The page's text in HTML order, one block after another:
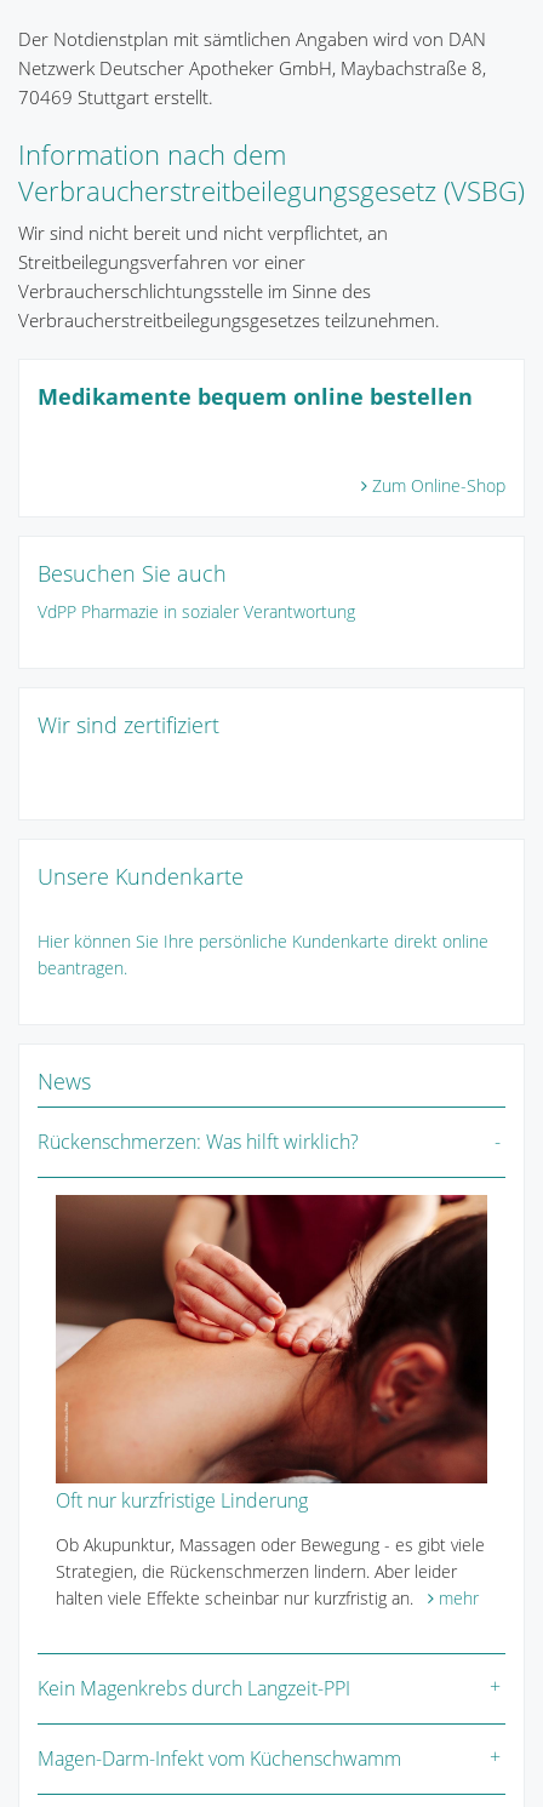
Der Notdienstplan mit sämtlichen Angaben wird von DAN
Netzwerk Deutscher Apotheker GmbH, Maybachstraße 8,
70469 Stuttgart erstellt.
Information nach dem
Verbraucherstreitbeilegungsgesetz (VSBG)
Wir sind nicht bereit und nicht verpflichtet, an
Streitbeilegungsverfahren vor einer
Verbraucherschlichtungsstelle im Sinne des
Verbraucherstreitbeilegungsgesetzes teilzunehmen.
Medikamente bequem online bestellen
Zum Online-Shop
Besuchen Sie auch
VdPP Pharmazie in sozialer Verantwortung
Wir sind zertifiziert
Unsere Kundenkarte
Hier können Sie Ihre persönliche Kundenkarte direkt online
beantragen.
News
Rückenschmerzen: Was hilft wirklich?
Oft nur kurzfristige Linderung
Ob Akupunktur, Massagen oder Bewegung - es gibt viele
Strategien, die Rückenschmerzen lindern. Aber leider
halten viele Effekte scheinbar nur kurzfristig an.
mehr
Kein Magenkrebs durch Langzeit-PPI
Magen-Darm-Infekt vom Küchenschwamm